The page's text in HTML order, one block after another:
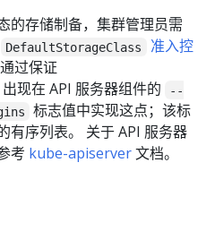
的存储制备，集群管理员需
DefaultStorageClass
准入控
过保证
出现在 API 服务器组件的
--
标志值中实现这点；该标
有序列表。 关于 API 服务器
考 kube-apiserver文档。